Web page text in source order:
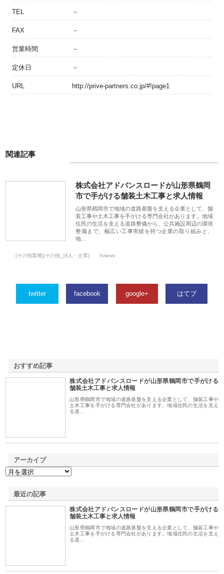
TEL －
FAX －
営業時間 －
定休日 －
URL http://prive-partners.co.jp/#!page1
関連記事
株式会社アドバンスロードが山形県鶴岡
市で手がける舗装土木工事と求人情報
山形県鶴岡市で地域の道路基盤を支える企業として、舗
装工事や土木工事を手がける専門会社があります。地域
住民の生活を支える道路整備から、公共施設周辺の環境
整備まで、幅広い工事実績を持つ企業の取り組みと、
地…
[その他業種][その他_法人・企業] 0views
twitter facebook google+ はてブ
おすすめ記事
株式会社アドバンスロードが山形県鶴岡市で手がける
舗装土木工事と求人情報
山形県鶴岡市で地域の道路基盤を支える企業として、舗装工事や
土木工事を手がける専門会社があります。地域住民の生活を支え
る道…
アーカイブ
最近の記事
株式会社アドバンスロードが山形県鶴岡市で手がける
舗装土木工事と求人情報
山形県鶴岡市で地域の道路基盤を支える企業として、舗装工事や
土木工事を手がける専門会社があります。地域住民の生活を支え
る道…